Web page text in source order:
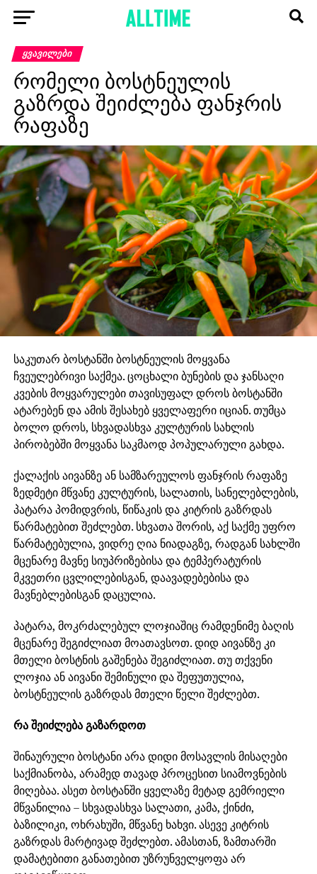
ᲧᲕᲐᲕᲘᲚᲔᲑᲘ
რომელი ბოსტნეულის
გაზრდა შეიძლება ფანჯრის
რაფაზე
საკუთარ ბოსტანში ბოსტნეულის მოყვანა
ჩვეულებრივი საქმეა. ცოცხალი ბუნების და ჯანსაღი
კვების მოყვარულები თავისუფალ დროს ბოსტანში
ატარებენ და ამის შესახებ ყველაფერი იციან. თუმცა
ბოლო დროს, სხვადასხვა კულტურის სახლის
პირობებში მოყვანა საკმაოდ პოპულარული გახდა.
ქალაქის აივანზე ან სამზარეულოს ფანჯრის რაფაზე
ზედმეტი მწვანე კულტურის, სალათის, სანელებლების,
პატარა პომიდვრის, წიწაკის და კიტრის გაზრდას
წარმატებით შეძლებთ. სხვათა შორის, აქ საქმე უფრო
წარმატებულია, ვიდრე ღია ნიადაგზე, რადგან სახლში
მცენარე მავნე სიუპრიზებისა და ტემპერატურის
მკვეთრი ცვლილებისგან, დაავადებებისა და
მავნებლებისგან დაცულია.
პატარა, მოკრძალებულ ლოჯიაშიც რამდენიმე ბაღის
მცენარე შეგიძლიათ მოათავსოთ. დიდ აივანზე კი
მთელი ბოსტნის გაშენება შეგიძლიათ. თუ თქვენი
ლოჯია ან აივანი შემინული და შეფუთულია,
ბოსტნეულის გაზრდას მთელი წელი შეძლებთ.
რა შეიძლება გაზარდოთ
შინაურული ბოსტანი არა დიდი მოსავლის მისაღები
საქმიანობა, არამედ თავად პროცესით სიამოვნების
მიღებაა. ასეთ ბოსტანში ყველაზე მეტად გემრიელი
მწვანილია – სხვადასხვა სალათი, კამა, ქინძი,
ბაზილიკი, ოხრახუში, მწვანე ხახვი. ასევე კიტრის
გაზრდას მარტივად შეძლებთ. ამასთან, ზამთარში
დამატებითი განათებით უზრუნველყოფა არ